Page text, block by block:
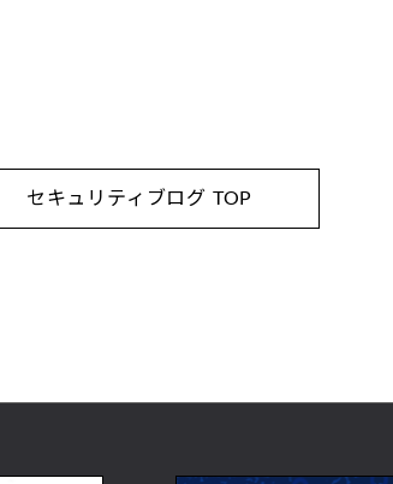
セキュリティブログ TOP